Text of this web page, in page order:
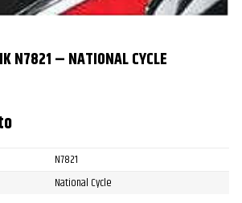
N7821 – NATIONAL CYCLE
N7821
National Cycle